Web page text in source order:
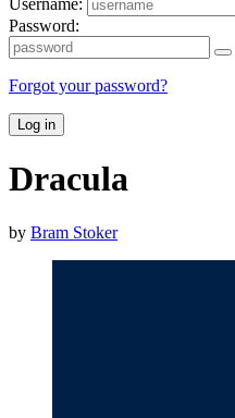
Password:
Forgot your password?
Log in
Dracula
by Bram Stoker